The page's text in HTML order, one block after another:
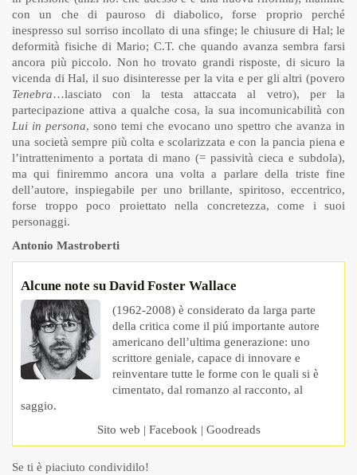
con un che di pauroso di diabolico, forse proprio perché
inespresso sul sorriso incollato di una sfinge; le chiusure di Hal; le
deformità fisiche di Mario; C.T. che quando avanza sembra farsi
ancora più piccolo. Non ho trovato grandi risposte, di sicuro la
vicenda di Hal, il suo disinteresse per la vita e per gli altri (povero
Tenebra…lasciato con la testa attaccata al vetro), per la
partecipazione attiva a qualche cosa, la sua incomunicabilità con
Lui in persona, sono temi che evocano uno spettro che avanza in
una società sempre più colta e scolarizzata e con la pancia piena e
l’intrattenimento a portata di mano (= passività cieca e subdola),
ma qui finiremmo ancora una volta a parlare della triste fine
dell’autore, inspiegabile per uno brillante, spiritoso, eccentrico,
forse troppo poco proiettato nella concretezza, come i suoi
personaggi.
Antonio Mastroberti
Alcune note su David Foster Wallace
(1962-2008) è considerato da larga parte
della critica come il piú importante autore
americano dell’ultima generazione: uno
scrittore geniale, capace di innovare e
reinventare tutte le forme con le quali si è
cimentato, dal romanzo al racconto, al
saggio.
Sito web | Facebook | Goodreads
Se ti è piaciuto condividilo!